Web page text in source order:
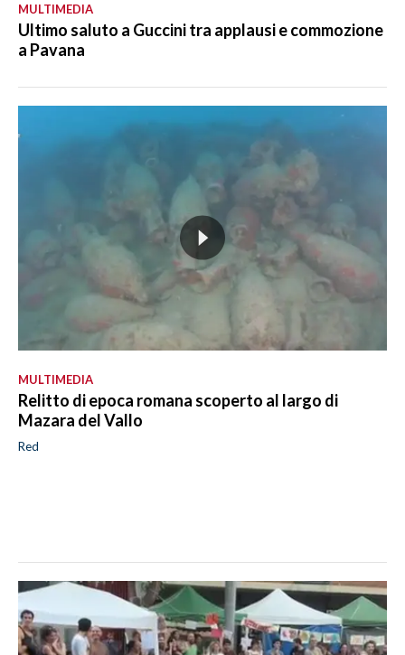
MULTIMEDIA
Ultimo saluto a Guccini tra applausi e commozione
a Pavana
MULTIMEDIA
Relitto di epoca romana scoperto al largo di
Mazara del Vallo
Red